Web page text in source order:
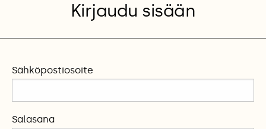
Kirjaudu sisään
Sähköpostiosoite
Salasana